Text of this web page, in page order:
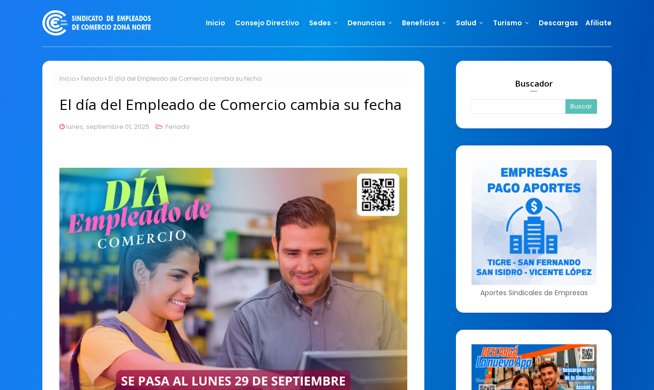
Inicio Consejo Directivo Sedes Denuncias Beneficios Salud Turismo Descargas Afiliate
Inicio Feriado El día del Empleado de Comercio cambia su fecha
El día del Empleado de Comercio cambia su fecha
lunes, septiembre 01, 2025 Feriado
Buscador
Aportes Sindicales de Empresas